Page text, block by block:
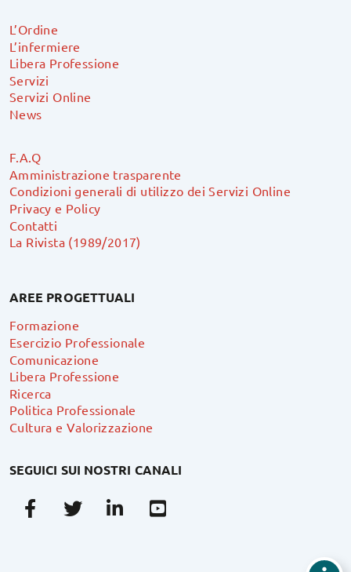
L’Ordine
L’infermiere
Libera Professione
Servizi
Servizi Online
News
F.A.Q
Amministrazione trasparente
Condizioni generali di utilizzo dei Servizi Online
Privacy e Policy
Contatti
La Rivista (1989/2017)
AREE PROGETTUALI
Formazione
Esercizio Professionale
Comunicazione
Libera Professione
Ricerca
Politica Professionale
Cultura e Valorizzazione
SEGUICI SUI NOSTRI CANALI
FacebookTwitterLinkedin